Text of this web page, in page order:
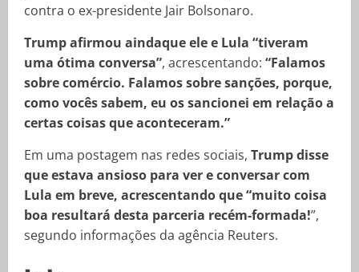
contra o ex-presidente Jair Bolsonaro.
Trump afirmou aindaque ele e Lula “tiveram
uma ótima conversa”, acrescentando: “Falamos
sobre comércio. Falamos sobre sanções, porque,
como vocês sabem, eu os sancionei em relação a
certas coisas que aconteceram.”
Em uma postagem nas redes sociais, Trump disse
que estava ansioso para ver e conversar com
Lula em breve, acrescentando que “muito coisa
boa resultará desta parceria recém-formada!”,
segundo informações da agência Reuters.